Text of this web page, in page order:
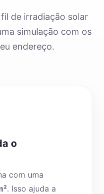
de irradiação solar
simulação com os
endereço.
o
com uma
. Isso ajuda a